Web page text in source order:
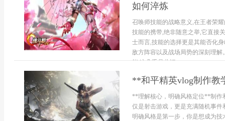
如何淬炼
召唤师技能的战略意义,在王者荣
技能的携带,绝非随意之举,它直接
士而言,技能的选择更是其能否化
敌方阵容以及战场局势的深刻理
能,这几乎是共识,...
**和平精英vlog制作教
**理解核心，明确风格定位**制作
仅是射击游戏，更是充满随机事
明确风格是第一步，你是想成为